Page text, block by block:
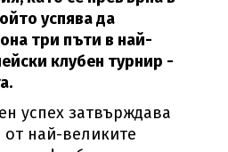
успява да
три пъти в най-
клубен турнир -
успех затвърждава
от най-великите